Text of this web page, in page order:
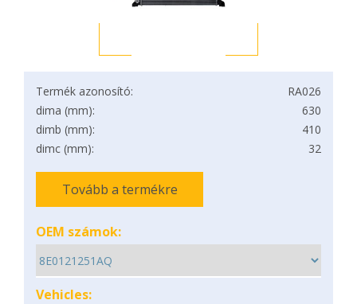
Termék azonosító:
RA026
dima (mm):
630
dimb (mm):
410
dimc (mm):
32
Tovább a termékre
OEM számok:
Vehicles: